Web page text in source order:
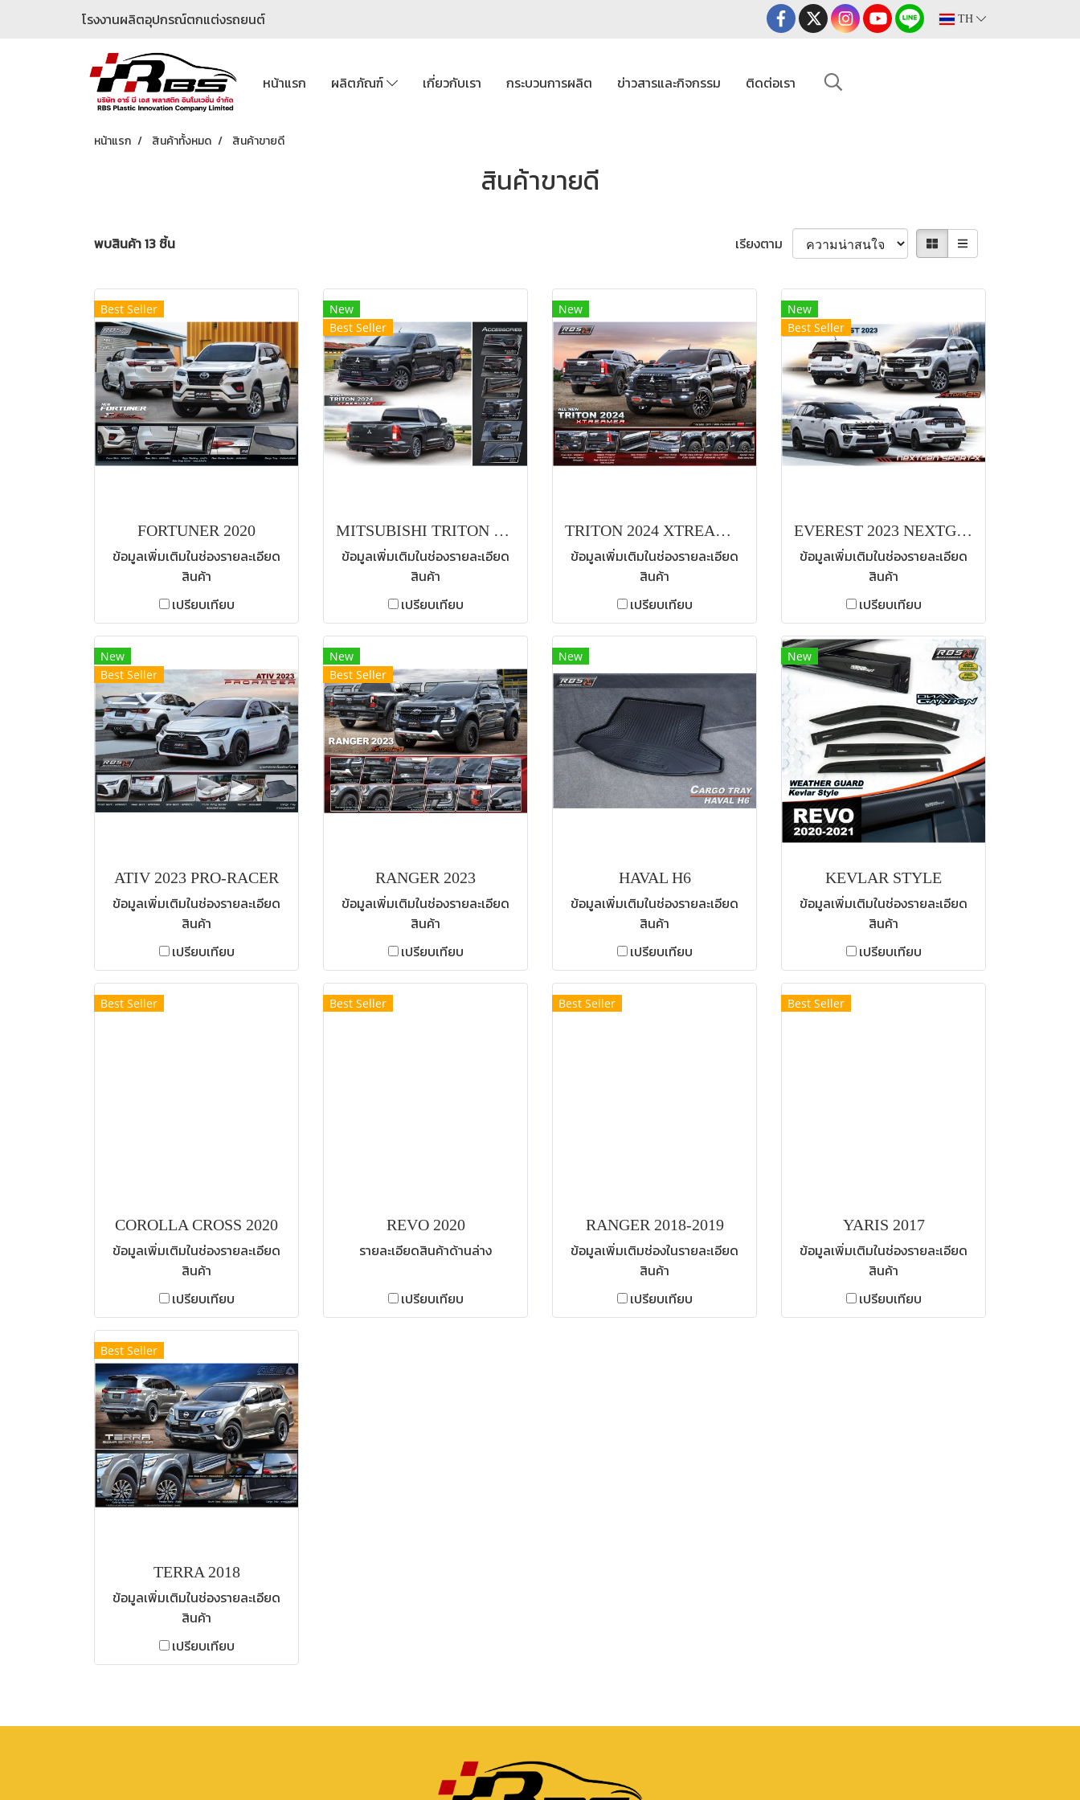
โรงงานผลิตอุปกรณ์ตกแต่งรถยนต์ TH
หน้าแรก ผลิตภัณฑ์ เกี่ยวกับเรา กระบวนการผลิต ข่าวสารและกิจกรรม ติดต่อเรา
หน้าแรก สินค้าทั้งหมด สินค้าขายดี
สินค้าขายดี
พบสินค้า 13 ชิ้น เรียงตาม
Best Seller
FORTUNER 2020
ข้อมูลเพิ่มเติมในช่องรายละเอียด
สินค้า
เปรียบเทียบ
New
Best Seller
MITSUBISHI TRITON XTREAMER GT
ข้อมูลเพิ่มเติมในช่องรายละเอียด
สินค้า
เปรียบเทียบ
New
TRITON 2024 XTREAMER
ข้อมูลเพิ่มเติมในช่องรายละเอียด
สินค้า
เปรียบเทียบ
New
Best Seller
EVEREST 2023 NEXTGAN SPORT-X
ข้อมูลเพิ่มเติมในช่องรายละเอียด
สินค้า
เปรียบเทียบ
New
Best Seller
ATIV 2023 PRO-RACER
ข้อมูลเพิ่มเติมในช่องรายละเอียด
สินค้า
เปรียบเทียบ
New
Best Seller
RANGER 2023
ข้อมูลเพิ่มเติมในช่องรายละเอียด
สินค้า
เปรียบเทียบ
New
HAVAL H6
ข้อมูลเพิ่มเติมในช่องรายละเอียด
สินค้า
เปรียบเทียบ
New
KEVLAR STYLE
ข้อมูลเพิ่มเติมในช่องรายละเอียด
สินค้า
เปรียบเทียบ
Best Seller
COROLLA CROSS 2020
ข้อมูลเพิ่มเติมในช่องรายละเอียด
สินค้า
เปรียบเทียบ
Best Seller
REVO 2020
รายละเอียดสินค้าด้านล่าง
เปรียบเทียบ
Best Seller
RANGER 2018-2019
ข้อมูลเพิ่มเติมช่องในรายละเอียด
สินค้า
เปรียบเทียบ
Best Seller
YARIS 2017
ข้อมูลเพิ่มเติมในช่องรายละเอียด
สินค้า
เปรียบเทียบ
Best Seller
TERRA 2018
ข้อมูลเพิ่มเติมในช่องรายละเอียด
สินค้า
เปรียบเทียบ